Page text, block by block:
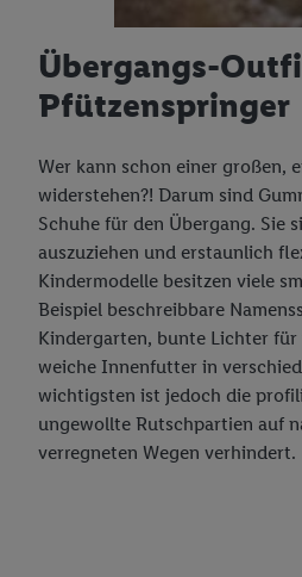
Übergangs-
Pfützenspringer
Wer kann schon einer großen,
widerstehen?! Darum sind
Schuhe für den Übergang. Sie
auszuziehen und erstaunlich
Kindermodelle besitzen viele
Beispiel beschreibbare
Kindergarten, bunte Lichter
weiche Innenfutter in
wichtigsten ist jedoch die
ungewollte Rutschpartien auf
verregneten Wegen verhindert.